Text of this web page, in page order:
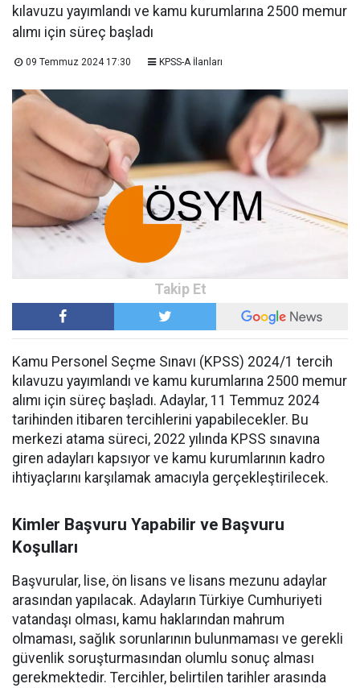
kılavuzu yayımlandı ve kamu kurumlarına 2500 memur
alımı için süreç başladı
09 Temmuz 2024 17:30 KPSS-A İlanları
Kamu Personel Seçme Sınavı (KPSS) 2024/1 tercih
kılavuzu yayımlandı ve kamu kurumlarına 2500 memur
alımı için süreç başladı. Adaylar, 11 Temmuz 2024
tarihinden itibaren tercihlerini yapabilecekler. Bu
merkezi atama süreci, 2022 yılında KPSS sınavına
giren adayları kapsıyor ve kamu kurumlarının kadro
ihtiyaçlarını karşılamak amacıyla gerçekleştirilecek.
Kimler Başvuru Yapabilir ve Başvuru
Koşulları
Başvurular, lise, ön lisans ve lisans mezunu adaylar
arasından yapılacak. Adayların Türkiye Cumhuriyeti
vatandaşı olması, kamu haklarından mahrum
olmaması, sağlık sorunlarının bulunmaması ve gerekli
güvenlik soruşturmasından olumlu sonuç alması
gerekmektedir. Tercihler, belirtilen tarihler arasında